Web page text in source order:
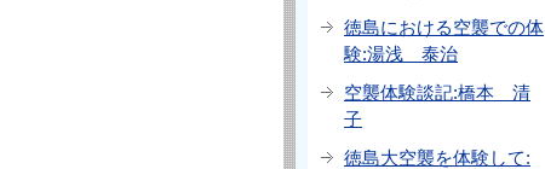
徳島における空襲での体
験:湯浅 泰治
空襲体験談記:橋本 清
子
徳島大空襲を体験して: